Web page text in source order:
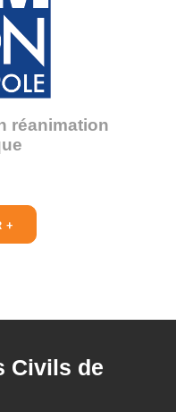
réanimation
+
Civils de